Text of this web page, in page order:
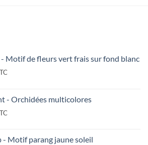
- Motif de fleurs vert frais sur fond blanc
- Orchidées multicolores
- Motif parang jaune soleil